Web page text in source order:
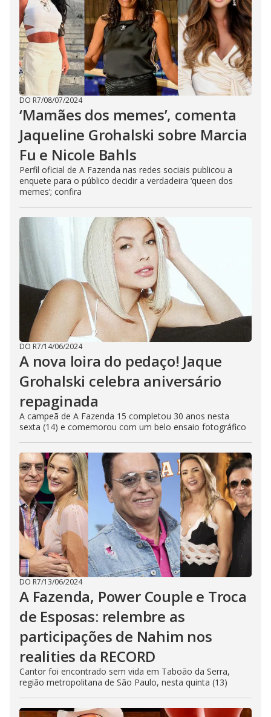
DO R7/08/07/2024
‘Mamães dos memes’, comenta
Jaqueline Grohalski sobre Marcia
Fu e Nicole Bahls
Perfil oficial de A Fazenda nas redes sociais publicou a
enquete para o público decidir a verdadeira ‘queen dos
memes’; confira
DO R7/14/06/2024
A nova loira do pedaço! Jaque
Grohalski celebra aniversário
repaginada
A campeã de A Fazenda 15 completou 30 anos nesta
sexta (14) e comemorou com um belo ensaio fotográfico
DO R7/13/06/2024
A Fazenda, Power Couple e Troca
de Esposas: relembre as
participações de Nahim nos
realities da RECORD
Cantor foi encontrado sem vida em Taboão da Serra,
região metropolitana de São Paulo, nesta quinta (13)